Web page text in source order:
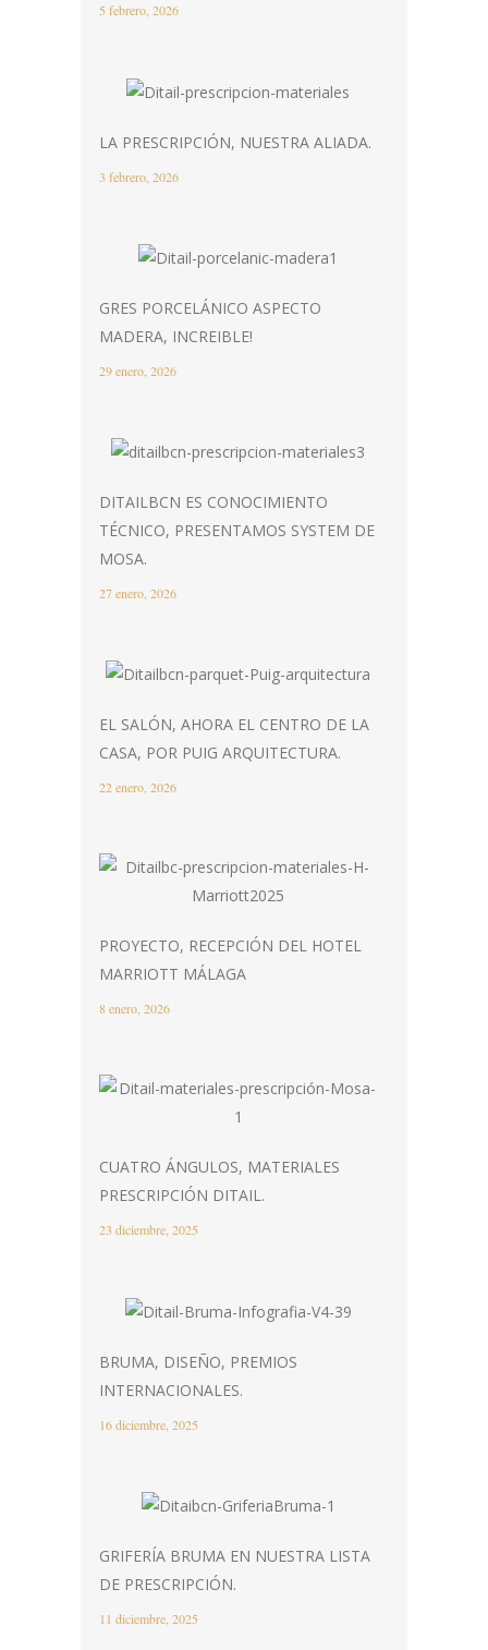
5 febrero, 2026
LA PRESCRIPCIÓN, NUESTRA ALIADA.
3 febrero, 2026
GRES PORCELÁNICO ASPECTO
MADERA, INCREIBLE!
29 enero, 2026
DITAILBCN ES CONOCIMIENTO
TÉCNICO, PRESENTAMOS SYSTEM DE
MOSA.
27 enero, 2026
EL SALÓN, AHORA EL CENTRO DE LA
CASA, POR PUIG ARQUITECTURA.
22 enero, 2026
PROYECTO, RECEPCIÓN DEL HOTEL
MARRIOTT MÁLAGA
8 enero, 2026
CUATRO ÁNGULOS, MATERIALES
PRESCRIPCIÓN DITAIL.
23 diciembre, 2025
BRUMA, DISEÑO, PREMIOS
INTERNACIONALES.
16 diciembre, 2025
GRIFERÍA BRUMA EN NUESTRA LISTA
DE PRESCRIPCIÓN.
11 diciembre, 2025